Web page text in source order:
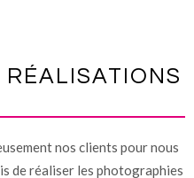
RÉALISATIONS
nos clients pour nous
de réaliser les photographies